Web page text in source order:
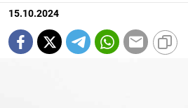
15.10.2024